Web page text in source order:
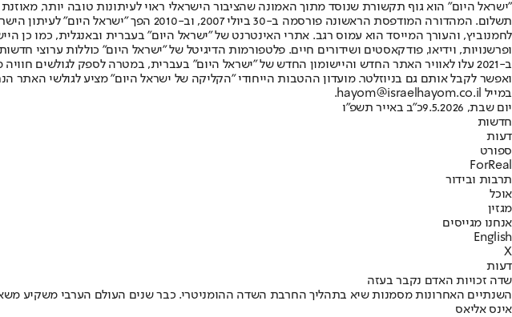
"ישראל היום" הוא גוף תקשורת שנוסד מתוך האמונה שהציבור הישראלי ראוי לעיתונות טובה יותר,
תשלום. המהדורה המודפסת הראשונה פורסמה
ופרשנויות, וידיאו, פודקאסטים ושידורים חיים. פלטפורמות הדיגיטל של "ישראל היום" כוללות ערוצי
ב-2021 עלו לאוויר האתר החדש והיישומון החדש של "ישראל היום" בעברית, במטרה לספק לגולשים
ואפשר לקבל אותם גם בניוזלטר. מועדון ההטבות הייחודי "הקליקה של ישראל היום" מציע לגולשי האתר
במייל hayom@israelhayom.co.il.
יום שבת, 9.5.2026
כ"ב באייר תשפ"ו
חדשות
דעות
ספורט
ForReal
תרבות ובידור
אוכל
מגזין
אנחנו מגייסים
English
X
דעות
שדה זכויות האדם נקבר בעזה
השנתיים האחרונות מסמנות שיא בתהליך החרבת השדה ההומניטרי. כבר שנים העולם הערבי משקיע
אינס אליאס